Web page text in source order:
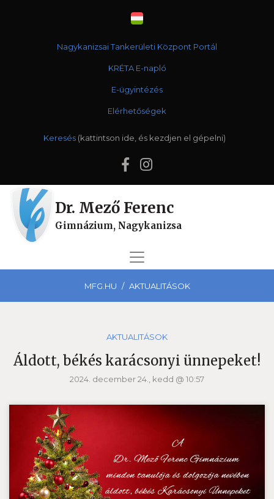
Nagykanizsai Tankerületi Központ Portál
KRÉTA E-napló
E-ügyintézés
Elérhetőségek
Keresés
Dr. Mező Ferenc
Gimnázium, Nagykanizsa
MFG.HU AKTUALITÁSOK
AKTUALITÁSOK
Áldott, békés karácsonyi ünnepeket!
2024. december 24., kedd @ 10:57